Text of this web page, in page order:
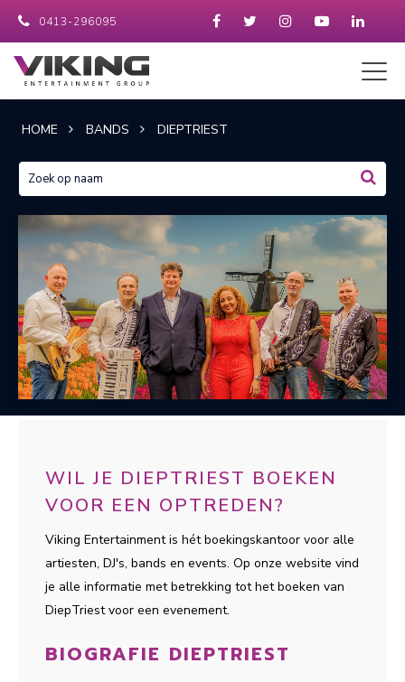
0413-296095
HOME BANDS DIEPTRIEST
WIL JE DIEPTRIEST BOEKEN
VOOR EEN OPTREDEN?
Viking Entertainment is hét boekingskantoor voor alle
artiesten, DJ's, bands en events. Op onze website vind
je alle informatie met betrekking tot het boeken van
DiepTriest voor een evenement.
BIOGRAFIE DIEPTRIEST